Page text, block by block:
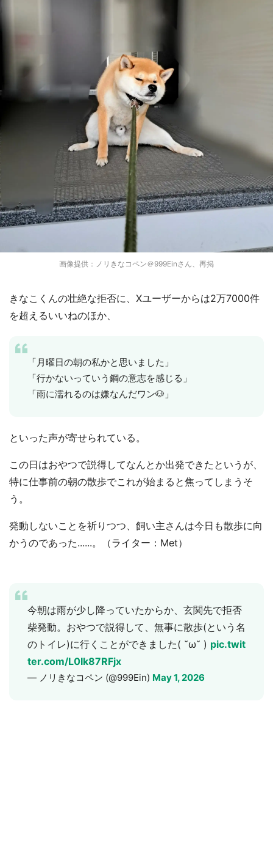
画像提供：ノリきなコペン＠999Einさん、再掲
きなこくんの壮絶な拒否に、Xユーザーからは2万7000件
を超えるいいねのほか、
「月曜日の朝の私かと思いました」
「行かないっていう鋼の意志を感じる」
「雨に濡れるのは嫌なんだワン🐶」
といった声が寄せられている。
この日はおやつで説得してなんとか出発できたというが、
特に仕事前の朝の散歩でこれが始まると焦ってしまうそ
う。
発動しないことを祈りつつ、飼い主さんは今日も散歩に向
かうのであった......。（ライター：Met）
今朝は雨が少し降っていたからか、玄関先で拒否
柴発動。おやつで説得して、無事に散歩(という名
のトイレ)に行くことができました( ˘ω˘ ) pic.twit
ter.com/L0Ik87RFjx
— ノリきなコペン (@999Ein) May 1, 2026